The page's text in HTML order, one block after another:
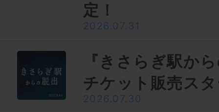
定！
2026.07.31
『きさらぎ駅か
チケット販売ス
2026.07.30